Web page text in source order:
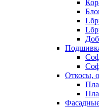
Откосы,